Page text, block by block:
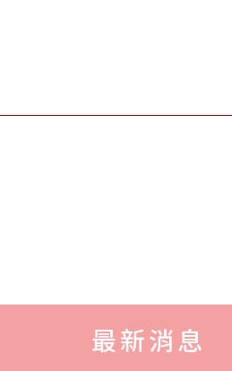
最新消息